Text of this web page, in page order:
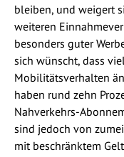
bleiben, und weigert
weiteren
besonders guter
sich wünscht, dass
Mobilitätsverhalten
haben rund zehn
Nahverkehrs-
sind jedoch von
mit beschränktem